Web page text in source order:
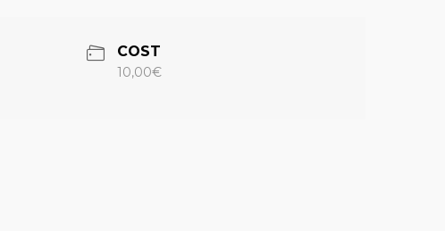
COST
10,00€